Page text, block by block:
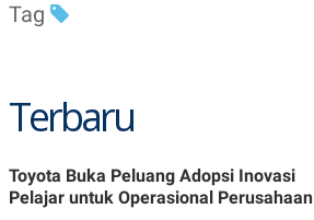
Tag
Terbaru
Toyota Buka Peluang Adopsi Inovasi
Pelajar untuk Operasional Perusahaan